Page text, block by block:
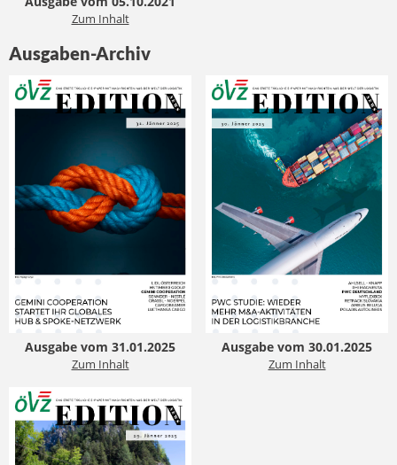
Zum Inhalt
Ausgaben-Archiv
Ausgabe vom 31.01.2025
Zum Inhalt
Ausgabe vom 30.01.2025
Zum Inhalt